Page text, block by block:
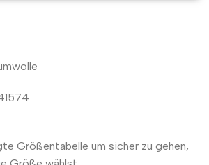
Größentabelle um sicher zu gehen,